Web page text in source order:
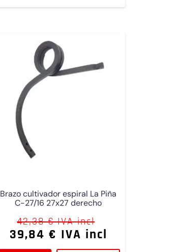
Brazo cultivador espiral La Piña
C-27/16 27x27 derecho
42,38 € IVA incl
39,84 € IVA incl